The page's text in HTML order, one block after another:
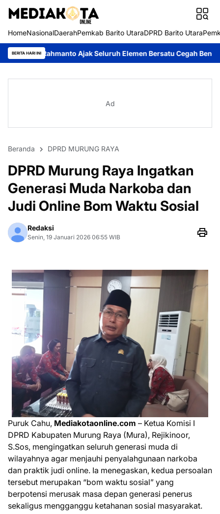
HomeNasionalDaerahPemkab Barito UtaraDPRD Barito Utara
BERITA HARI INI
Ajak Seluruh Elemen Bersatu Cegah Bencana Perkuat
Ad
Beranda DPRD MURUNG RAYA
DPRD Murung Raya Ingatkan
Generasi Muda Narkoba dan
Judi Online Bom Waktu Sosial
Redaksi
Senin, 19 Januari 2026 06:55 WIB
Puruk Cahu, Mediakotaonline.com – Ketua Komisi I
DPRD Kabupaten Murung Raya (Mura), Rejikinoor,
S.Sos, mengingatkan seluruh generasi muda di
wilayahnya agar menjauhi penyalahgunaan narkoba
dan praktik judi online. Ia menegaskan, kedua persoalan
tersebut merupakan “bom waktu sosial” yang
berpotensi merusak masa depan generasi penerus
sekaligus mengganggu ketahanan sosial masyarakat.